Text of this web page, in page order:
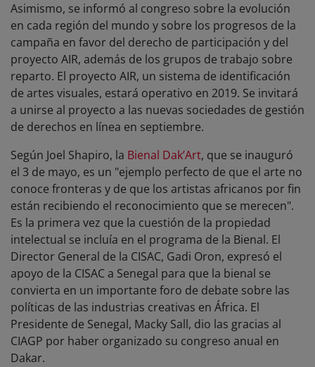
Asimismo, se informó al congreso sobre la evolución
en cada región del mundo y sobre los progresos de la
campaña en favor del derecho de participación y del
proyecto AIR, además de los grupos de trabajo sobre
reparto. El proyecto AIR, un sistema de identificación
de artes visuales, estará operativo en 2019. Se invitará
a unirse al proyecto a las nuevas sociedades de gestión
de derechos en línea en septiembre.
Según Joel Shapiro, la Bienal Dak’Art, que se inauguró
el 3 de mayo, es un "ejemplo perfecto de que el arte no
conoce fronteras y de que los artistas africanos por fin
están recibiendo el reconocimiento que se merecen".
Es la primera vez que la cuestión de la propiedad
intelectual se incluía en el programa de la Bienal. El
Director General de la CISAC, Gadi Oron, expresó el
apoyo de la CISAC a Senegal para que la bienal se
convierta en un importante foro de debate sobre las
políticas de las industrias creativas en África. El
Presidente de Senegal, Macky Sall, dio las gracias al
CIAGP por haber organizado su congreso anual en
Dakar.